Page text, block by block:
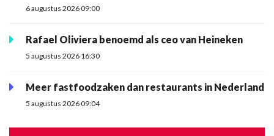
6 augustus 2026 09:00
Rafael Oliviera benoemd als ceo van Heineken
5 augustus 2026 16:30
Meer fastfoodzaken dan restaurants in Nederland
5 augustus 2026 09:04